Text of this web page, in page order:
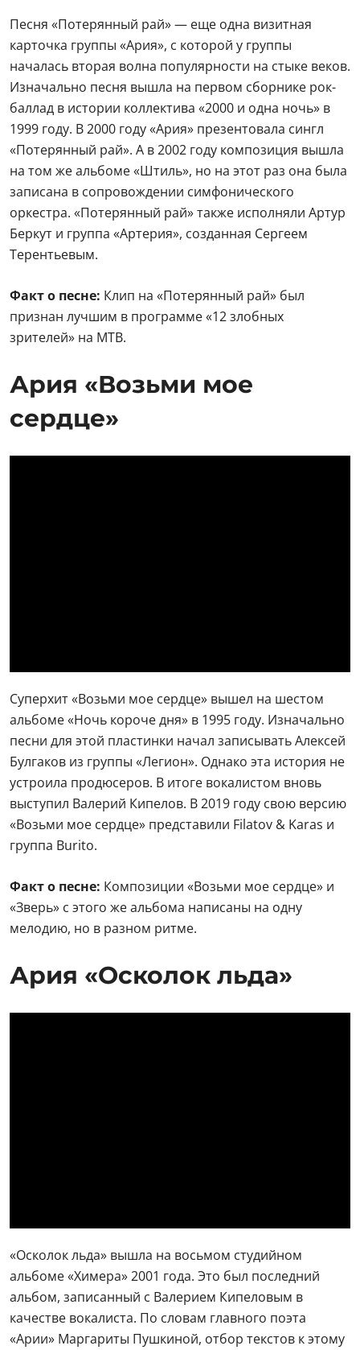
Песня «Потерянный рай» — еще одна визитная
карточка группы «Ария», с которой у группы
началась вторая волна популярности на стыке веков.
Изначально песня вышла на первом сборнике рок-
баллад в истории коллектива «2000 и одна ночь» в
1999 году. В 2000 году «Ария» презентовала сингл
«Потерянный рай». А в 2002 году композиция вышла
на том же альбоме «Штиль», но на этот раз она была
записана в сопровождении симфонического
оркестра. «Потерянный рай» также исполняли Артур
Беркут и группа «Артерия», созданная Сергеем
Терентьевым.
Факт о песне: Клип на «Потерянный рай» был
признан лучшим в программе «12 злобных
зрителей» на МТВ.
Ария «Возьми мое
сердце»
Суперхит «Возьми мое сердце» вышел на шестом
альбоме «Ночь короче дня» в 1995 году. Изначально
песни для этой пластинки начал записывать Алексей
Булгаков из группы «Легион». Однако эта история не
устроила продюсеров. В итоге вокалистом вновь
выступил Валерий Кипелов. В 2019 году свою версию
«Возьми мое сердце» представили Filatov & Karas и
группа Burito.
Факт о песне: Композиции «Возьми мое сердце» и
«Зверь» с этого же альбома написаны на одну
мелодию, но в разном ритме.
Ария «Осколок льда»
«Осколок льда» вышла на восьмом студийном
альбоме «Химера» 2001 года. Это был последний
альбом, записанный с Валерием Кипеловым в
качестве вокалиста. По словам главного поэта
«Арии» Маргариты Пушкиной, отбор текстов к этому